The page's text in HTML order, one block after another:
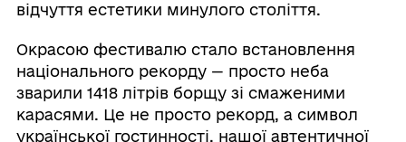
відчуття естетики минулого століття.
Окрасою фестивалю стало встановлення
національного рекорду — просто неба
зварили 1418 літрів борщу зі смаженими
карасями. Це не просто рекорд, а символ
української гостинності, нашої автентичної